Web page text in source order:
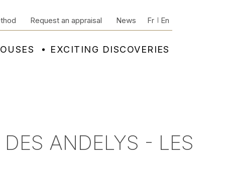
EXCITING DISCOVERIES
Request an appraisal News Fr En
ANDELYS - LES